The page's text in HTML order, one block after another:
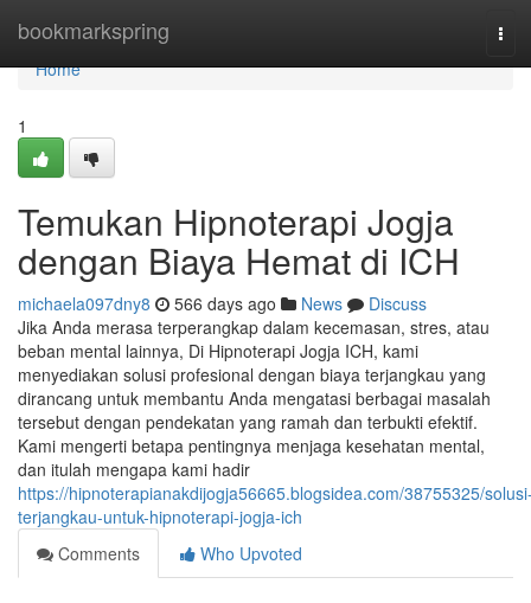
bookmarkspring
Home
Home
1
Temukan Hipnoterapi Jogja
dengan Biaya Hemat di ICH
michaela097dny8 566 days ago News
Discuss
Jika Anda merasa terperangkap dalam kecemasan, stres, atau
beban mental lainnya, Di Hipnoterapi Jogja ICH, kami
menyediakan solusi profesional dengan biaya terjangkau yang
dirancang untuk membantu Anda mengatasi berbagai masalah
tersebut dengan pendekatan yang ramah dan terbukti efektif.
Kami mengerti betapa pentingnya menjaga kesehatan mental,
dan itulah mengapa kami hadir
https://hipnoterapianakdijogja56665.blogsidea.com/38755325/
terjangkau-untuk-hipnoterapi-jogja-ich
Comments
Who Upvoted